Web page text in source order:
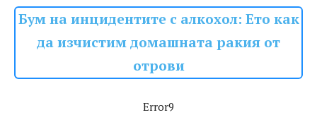
Бум на инцидентите с алкохол: Ето как
да изчистим домашната ракия от
отрови
Error9